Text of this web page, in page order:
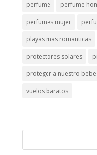
perfume perfume
perfumes mujer
playas mas romanticas
protectores solares
proteger a nuestro
vuelos baratos